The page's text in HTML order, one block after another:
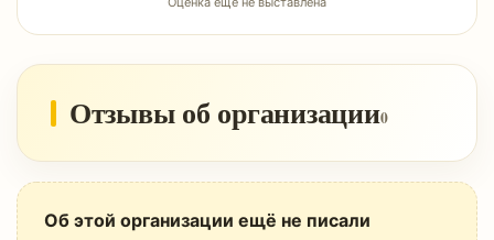
Отзывы об организации0
Об этой организации ещё не писали